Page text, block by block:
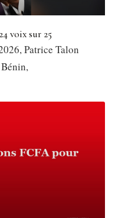
voix sur 25
Patrice Talon